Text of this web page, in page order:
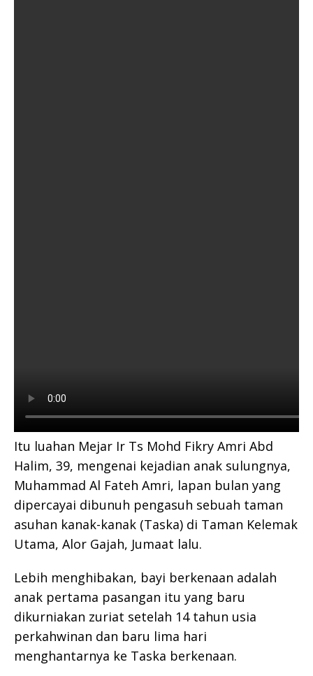
Itu luahan Mejar Ir Ts Mohd Fikry Amri Abd
Halim, 39, mengenai kejadian anak sulungnya,
Muhammad Al Fateh Amri, lapan bulan yang
dipercayai dibunuh pengasuh sebuah taman
asuhan kanak-kanak (Taska) di Taman Kelemak
Utama, Alor Gajah, Jumaat lalu.
Lebih menghibakan, bayi berkenaan adalah
anak pertama pasangan itu yang baru
dikurniakan zuriat setelah 14 tahun usia
perkahwinan dan baru lima hari
menghantarnya ke Taska berkenaan.